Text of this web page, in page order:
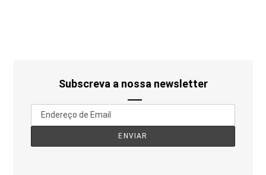
Subscreva a nossa newsletter